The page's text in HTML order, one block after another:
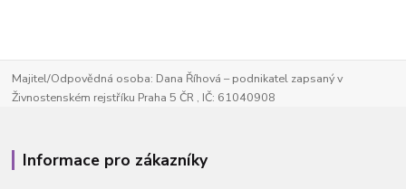
Majitel/Odpovědná osoba: Dana Říhová – podnikatel zapsaný v
Živnostenském rejstříku Praha 5 ČR , IČ: 61040908
Informace pro zákazníky